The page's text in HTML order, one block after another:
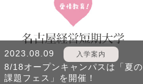
2023.08.09 入学案内
8/18オープンキャンパスは「夏の
課題フェス」を開催！